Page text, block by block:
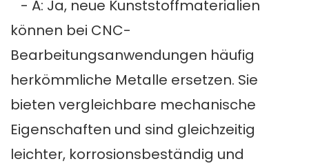
- A: Ja, neue Kunststoffmaterialien
können bei CNC-
Bearbeitungsanwendungen häufig
herkömmliche Metalle ersetzen. Sie
bieten vergleichbare mechanische
Eigenschaften und sind gleichzeitig
leichter, korrosionsbeständig und